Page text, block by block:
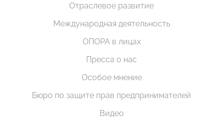
Отраслевое развитие
Международная деятельность
ОПОРА в лицах
Пресса о нас
Особое мнение
Бюро по защите прав предпринимателей
Видео